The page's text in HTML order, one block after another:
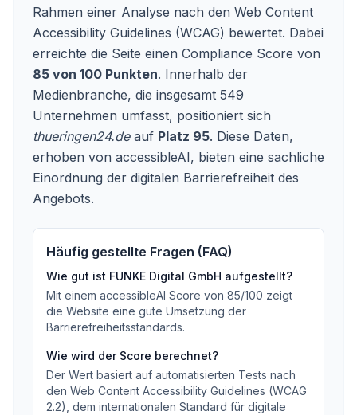
Rahmen einer Analyse nach den Web Content
Accessibility Guidelines (WCAG) bewertet. Dabei
erreichte die Seite einen Compliance Score von
85 von 100 Punkten. Innerhalb der
Medienbranche, die insgesamt 549
Unternehmen umfasst, positioniert sich
thueringen24.deauf Platz 95. Diese Daten,
erhoben von accessibleAI, bieten eine sachliche
Einordnung der digitalen Barrierefreiheit des
Angebots.
Häufig gestellte Fragen (FAQ)
Wie gut ist FUNKE Digital GmbH aufgestellt?
Mit einem accessibleAI Score von 85/100 zeigt
die Website eine gute Umsetzung der
Barrierefreiheitsstandards.
Wie wird der Score berechnet?
Der Wert basiert auf automatisierten Tests nach
den Web Content Accessibility Guidelines (WCAG
2.2), dem internationalen Standard für digitale